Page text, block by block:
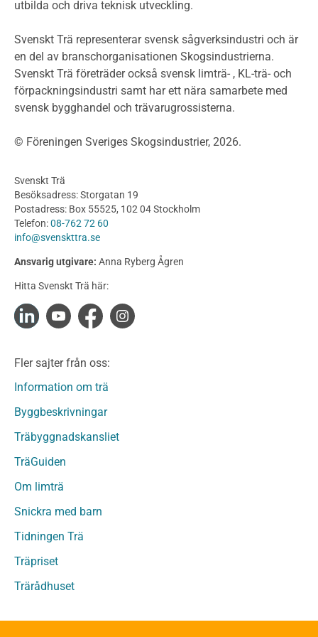
Klimatkalkylator hallar
Projektering av trähus - generellt
Byggsystem
Fasadsystem i skivmaterial
Bullerskärmar och andra utomhuskonstruktioner
Byggnation och utförande
Utförande
Produkter
Konstruktionsvirke
Konstruktionsvirke Behandlat
Konstruktionsvirke Fingerskarvat
Konstruktionsvirke Fingerskarvat Obehandlat
Limträ
Fanerträ
Fanerträ Obehandlat
Träpanel och Utvändig beklädnad Behandlat
Träpanel och utvändig beklädnad Obehandlat
Trägolv
Sågat virke
Sågat virke Behandlat
Övriga träprodukter
Övrigt byggvirke
Underlagsspont
utbilda och driva teknisk utveckling.
Svenskt Trä representerar svensk sågverksindustri och är
en del av branschorganisationen Skogsindustrierna.
Svenskt Trä företräder också svensk limträ- , KL-trä- och
förpackningsindustri samt har ett nära samarbete med
svensk bygghandel och trävarugrossisterna.
© Föreningen Sveriges Skogsindustrier, 2026.
Svenskt Trä
Besöksadress: Storgatan 19
Postadress: Box 55525, 102 04 Stockholm
Telefon:08-762 72 60
info@svenskttra.se
Ansvarig utgivare: Anna Ryberg Ågren
Hitta Svenskt Trä här:
Fler sajter från oss:
Information om trä
Byggbeskrivningar
Träbyggnadskansliet
TräGuiden
Om limträ
Snickra med barn
Tidningen Trä
Träpriset
Trärådhuset